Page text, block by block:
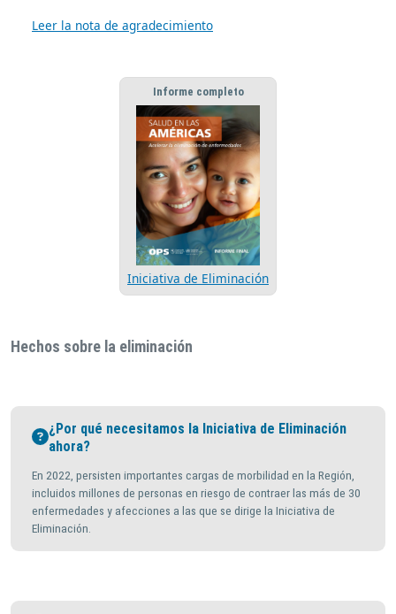
Leer la nota de agradecimiento
Informe completo
Iniciativa de Eliminación
Hechos sobre la eliminación
¿Por qué necesitamos la Iniciativa de Eliminación
ahora?
En 2022, persisten importantes cargas de morbilidad en la Región,
incluidos millones de personas en riesgo de contraer las más de 30
enfermedades y afecciones a las que se dirige la Iniciativa de
Eliminación.